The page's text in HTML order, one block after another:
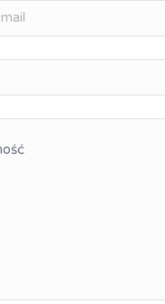
Gospodarcze
Porozumienie